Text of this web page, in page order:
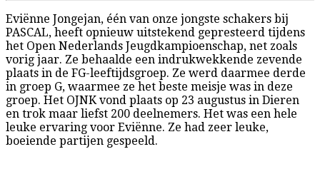
Eviënne Jongejan, één van onze jongste schakers bij
PASCAL, heeft opnieuw uitstekend gepresteerd tijdens
het Open Nederlands Jeugdkampioenschap, net zoals
vorig jaar. Ze behaalde een indrukwekkende zevende
plaats in de FG-leeftijdsgroep. Ze werd daarmee derde
in groep G, waarmee ze het beste meisje was in deze
groep. Het OJNK vond plaats op 23 augustus in Dieren
en trok maar liefst 200 deelnemers. Het was een hele
leuke ervaring voor Eviënne. Ze had zeer leuke,
boeiende partijen gespeeld.